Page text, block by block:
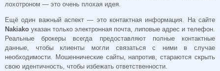
лохотроном — это очень плохая идея.
Ещё один важный аспект — это контактная информация. На сайте
Nakiako указан только электронная почта, липовые адрес и телефон.
Реальные брокеры всегда предоставляют полные контактные
данные, чтобы клиенты могли связаться с ними в случае
необходимости. Мошеннические сайты, напротив, стараются скрыть
свою идентичность, чтобы избежать ответственности.